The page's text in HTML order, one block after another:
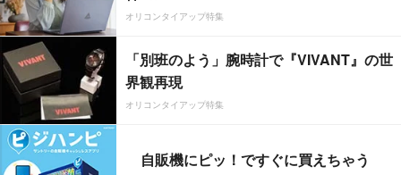
オリコンタイアップ特集
「別班のよう」腕時計で『VIVANT』の世
界観再現
オリコンタイアップ特集
自販機にピッ！ですぐに買えちゃう